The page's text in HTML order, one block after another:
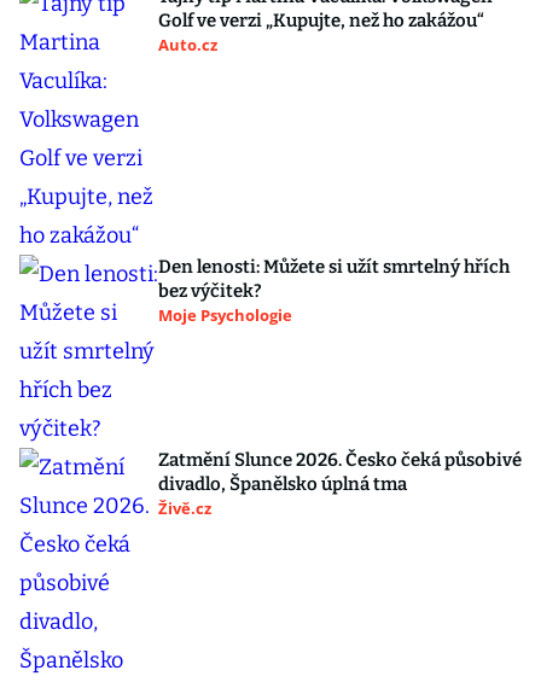
Golf ve verzi „Kupujte, než ho zakážou“
Auto.cz
Den lenosti: Můžete si užít smrtelný hřích
bez výčitek?
Moje Psychologie
Zatmění Slunce 2026. Česko čeká působivé
divadlo, Španělsko úplná tma
Živě.cz